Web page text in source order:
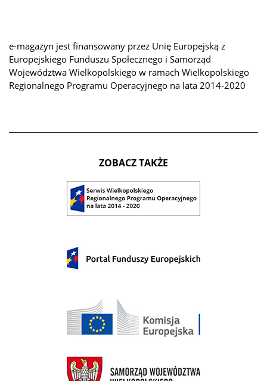
e-magazyn jest finansowany przez Unię Europejską z
Europejskiego Funduszu Społecznego i Samorząd
Województwa Wielkopolskiego w ramach Wielkopolskiego
Regionalnego Programu Operacyjnego na lata 2014-2020
ZOBACZ TAKŻE